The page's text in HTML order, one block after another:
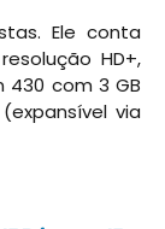
Ele conta
HD+,
com 3 GB
via